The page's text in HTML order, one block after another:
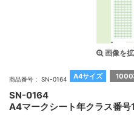
画像を
A4サイズ 1000
商品番号： SN-0164
SN-0164
A4マークシート年クラス番